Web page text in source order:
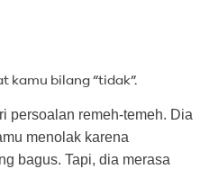
kamu bilang “tidak”.
persoalan remeh-temeh. Dia
menolak karena
bagus. Tapi, dia merasa